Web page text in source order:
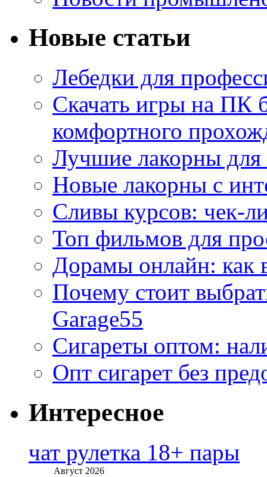
Новые статьи
Лебедки для
Скачать игры на ПК
комфортного
Лучшие лакорны для
Новые лакорны с
Сливы курсов: чек-
Топ фильмов для
Дорамы онлайн: как
Почему стоит
Garage55
Сигареты оптом:
Опт сигарет без
Интересное
чат рулетка 18+ пары
Август 2026